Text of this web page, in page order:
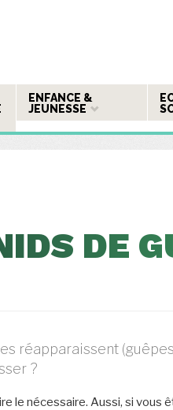
ENFANCE &
JEUNESSE
DE
réapparaissent
?
le nécessaire. Aussi, si vous